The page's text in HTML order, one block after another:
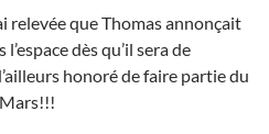
relevée que Thomas annonçait
dès qu’il sera de
honoré de faire partie du